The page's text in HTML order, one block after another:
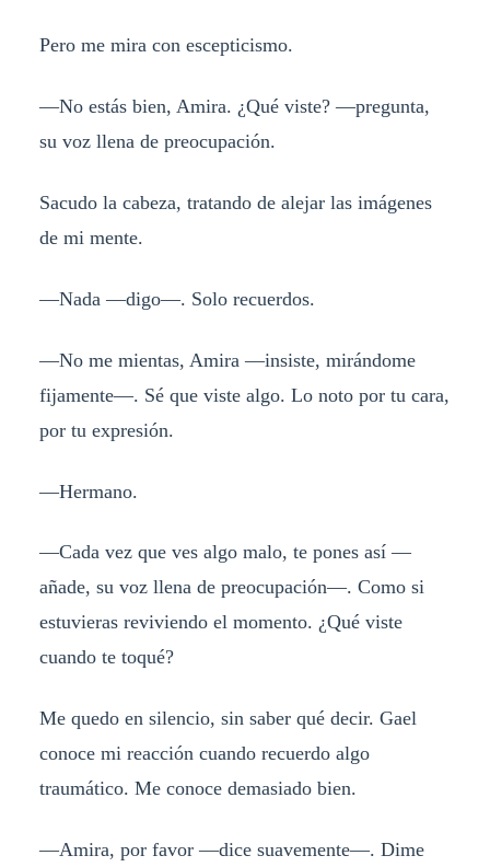
Pero me mira con escepticismo.
—No estás bien, Amira. ¿Qué viste? —pregunta,
su voz llena de preocupación.
Sacudo la cabeza, tratando de alejar las imágenes
de mi mente.
—Nada —digo—. Solo recuerdos.
—No me mientas, Amira —insiste, mirándome
fijamente—. Sé que viste algo. Lo noto por tu cara,
por tu expresión.
—Hermano.
—Cada vez que ves algo malo, te pones así —
añade, su voz llena de preocupación—. Como si
estuvieras reviviendo el momento. ¿Qué viste
cuando te toqué?
Me quedo en silencio, sin saber qué decir. Gael
conoce mi reacción cuando recuerdo algo
traumático. Me conoce demasiado bien.
—Amira, por favor —dice suavemente—. Dime